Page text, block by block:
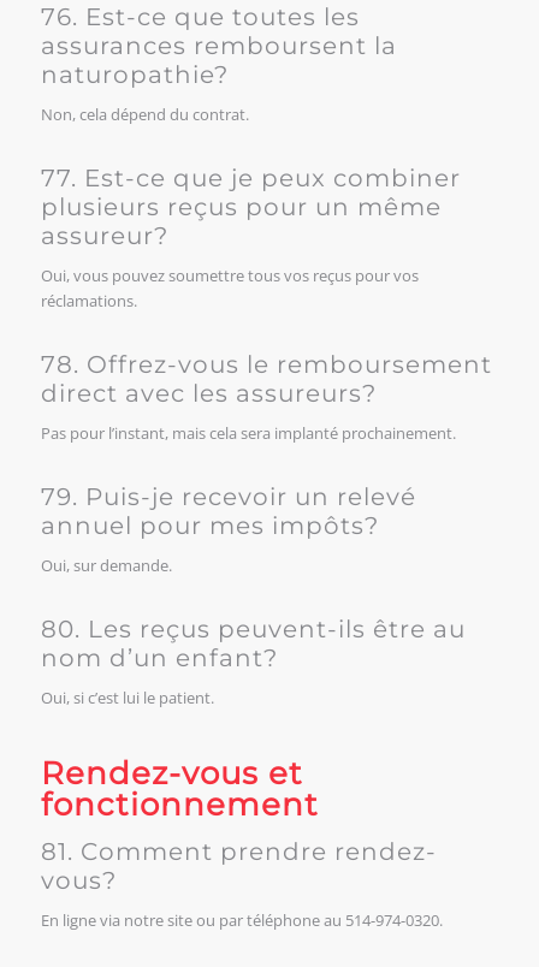
76. Est-ce que toutes les
assurances remboursent la
naturopathie?
Non, cela dépend du contrat.
77. Est-ce que je peux combiner
plusieurs reçus pour un même
assureur?
Oui, vous pouvez soumettre tous vos reçus pour vos
réclamations.
78. Offrez-vous le remboursement
direct avec les assureurs?
Pas pour l’instant, mais cela sera implanté prochainement.
79. Puis-je recevoir un relevé
annuel pour mes impôts?
Oui, sur demande.
80. Les reçus peuvent-ils être au
nom d’un enfant?
Oui, si c’est lui le patient.
Rendez-vous et
fonctionnement
81. Comment prendre rendez-
vous?
En ligne via notre site ou par téléphone au 514-974-0320.